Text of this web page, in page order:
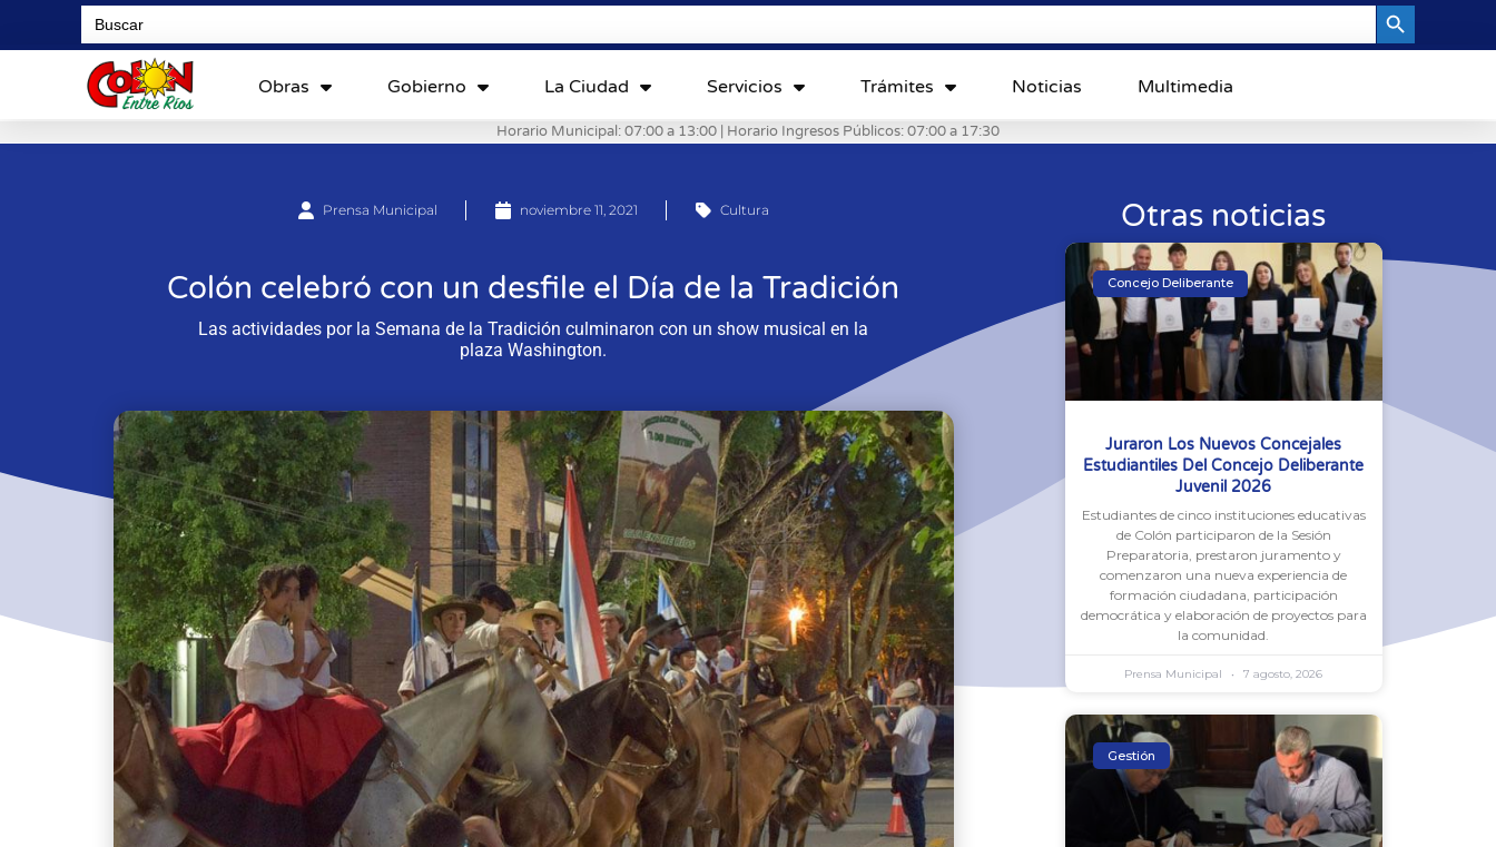
Search
for:
Obras Gobierno La Ciudad Servicios Trámites Noticias Multimedia
Horario Municipal: 07:00 a 13:00 | Horario Ingresos Públicos: 07:00 a 17:30
Prensa Municipal noviembre 11, 2021 Cultura
Colón celebró con un desfile el Día de la Tradición
Las actividades por la Semana de la Tradición culminaron con un show musical en la
plaza Washington.
Otras noticias
Concejo Deliberante
Juraron Los Nuevos Concejales
Estudiantiles Del Concejo Deliberante
Juvenil 2026
Estudiantes de cinco instituciones educativas
de Colón participaron de la Sesión
Preparatoria, prestaron juramento y
comenzaron una nueva experiencia de
formación ciudadana, participación
democrática y elaboración de proyectos para
la comunidad.
Prensa Municipal 7 agosto, 2026
Gestión